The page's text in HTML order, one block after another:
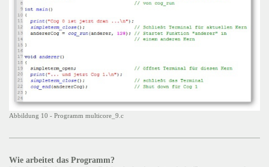
Abbildung 10 - Programm multicore_9.c
Wie arbeitet das Programm?